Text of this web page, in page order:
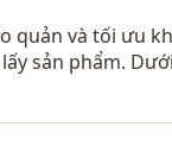
quản và tối ưu
sản phẩm.